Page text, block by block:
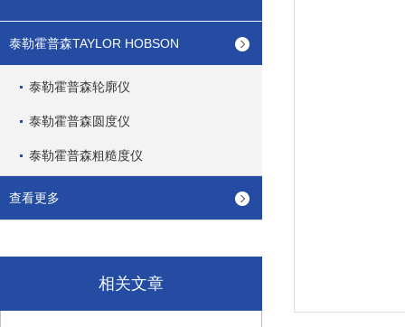
泰勒霍普森TAYLOR HOBSON
泰勒霍普森轮廓仪
泰勒霍普森圆度仪
泰勒霍普森粗糙度仪
查看更多
相关文章